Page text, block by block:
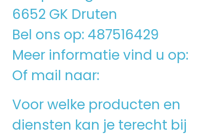
6652 GK Druten
Bel ons op: 487516429
Meer informatie vind u op:
Of mail naar:
Voor welke producten en
diensten kan je terecht bij